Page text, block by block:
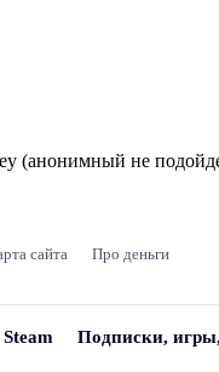
(анонимный не
сайта Про деньги
Подписки,